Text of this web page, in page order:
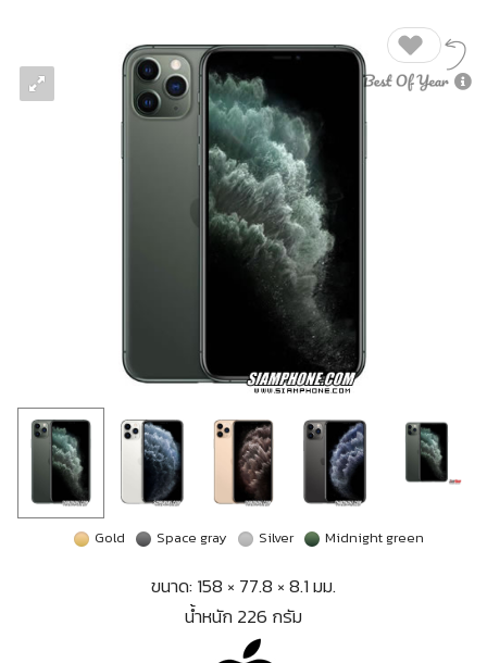
Gold Space gray Silver Midnight green
ขนาด: 158 × 77.8 × 8.1 มม.
น้ำหนัก 226 กรัม